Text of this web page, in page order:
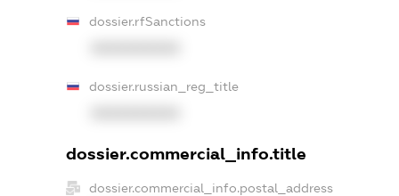
dossier.rfSanctions
dossier.russian_reg_title
dossier.commercial_info.title
dossier.commercial_info.postal_address